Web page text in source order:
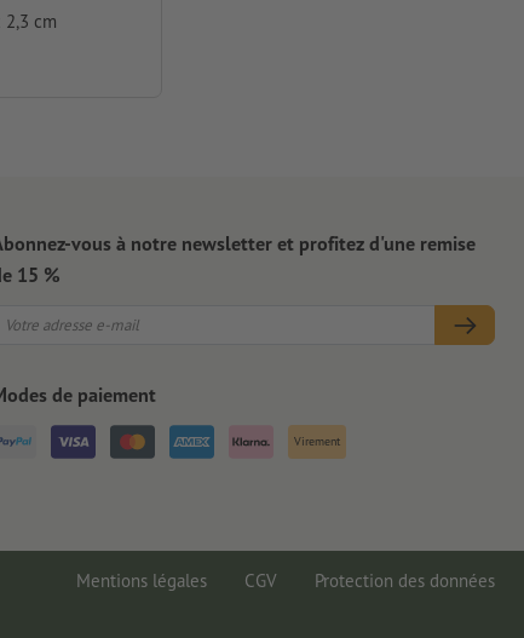
2,3 cm
vous à notre newsletter et profitez d'une remise
15 %
de paiement
Virement
Mentions légales CGV Protection des données